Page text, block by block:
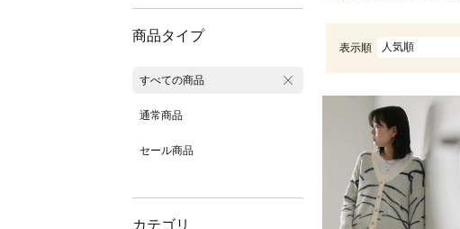
商品タイプ
すべての商品
通常商品
セール商品
カテゴリ
表示順 人気順